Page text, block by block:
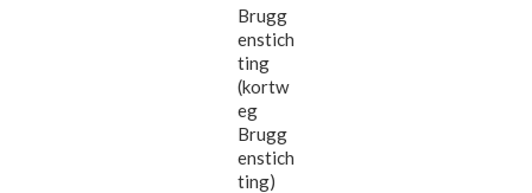
Brugg
enstich
ting
(kortw
eg
Brugg
enstich
ting)